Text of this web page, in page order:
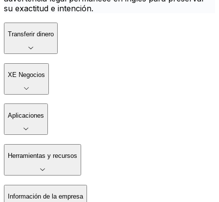
su exactitud e intención.
Transferir dinero
XE Negocios
Aplicaciones
Herramientas y recursos
Información de la empresa